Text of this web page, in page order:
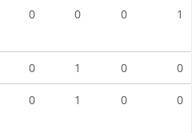
0 0 0 1
0 1 0 0
0 1 0 0